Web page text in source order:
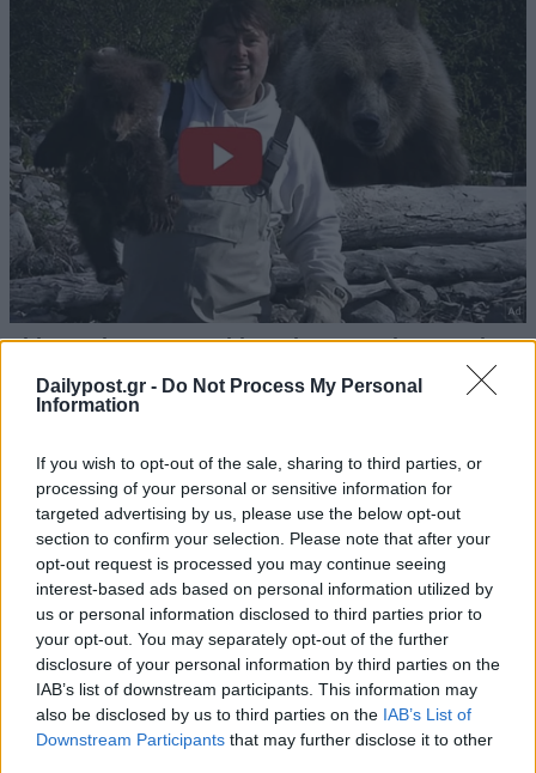
Dailypost.gr - Do Not Process My Personal
Information
If you wish to opt-out of the sale, sharing to third parties, or
processing of your personal or sensitive information for
targeted advertising by us, please use the below opt-out
section to confirm your selection. Please note that after your
opt-out request is processed you may continue seeing
interest-based ads based on personal information utilized by
us or personal information disclosed to third parties prior to
your opt-out. You may separately opt-out of the further
disclosure of your personal information by third parties on the
IAB’s list of downstream participants. This information may
also be disclosed by us to third parties on the IAB’s List of
Downstream Participants that may further disclose it to other